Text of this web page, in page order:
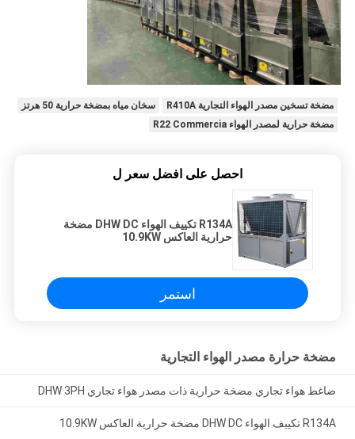
مضخة تسخين مصدر الهواء التجارية R410A
سخان مياه بمضخة حرارية 50 هرتز
مضخة حرارية لمصدر الهواء R22 Commercia
احصل على افضل سعر ل
R134A تكييف الهواء DHW DC مضخة
حرارية العاكس 10.9KW
استمر
مضخة حرارة مصدر الهواء التجارية
ضاغط هواء تجاري مضخة حرارية ذات مصدر هواء تجاري DHW 3PH
R134A تكييف الهواء DHW DC مضخة حرارية العاكس 10.9KW